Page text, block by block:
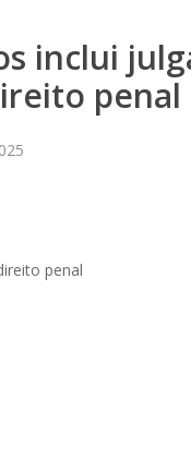
inclui
penal
penal